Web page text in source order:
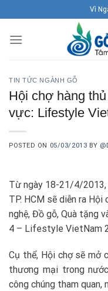
to
content
Vì
TIN TỨC NGÀNH GỖ
Hội chợ hàng
vực: Lifestyle
POSTED ON 05/03/2013 BY
Từ ngày 18-21/4/2013,
TP. HCM sẽ diễn ra
nghệ, Đồ gỗ, Quà tặng
4 – Lifestyle VietNam
Cụ thể, Hội chợ sẽ mở
thương mại trong
công chúng tham quan,